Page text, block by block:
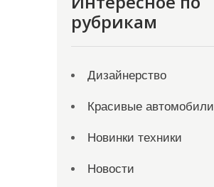
рубрикам
Дизайнерство
Красивые автомобили
Новинки техники
Новости